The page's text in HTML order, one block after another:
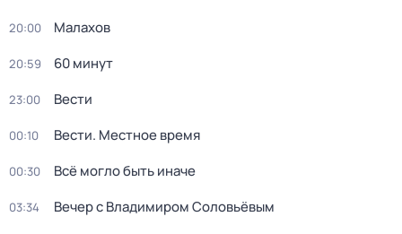
20:00 Малахов
20:59 60 минут
23:00 Вести
00:10 Вести. Местное время
00:30 Всё могло быть иначе
03:34 Вечер с Владимиром Соловьёвым